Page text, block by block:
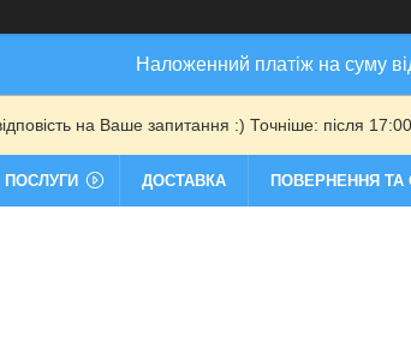
Наложенний платіж на суму
на Ваше запитання :) Точніше: після
ПОСЛУГИ ДОСТАВКА ПОВЕРНЕННЯ ТА